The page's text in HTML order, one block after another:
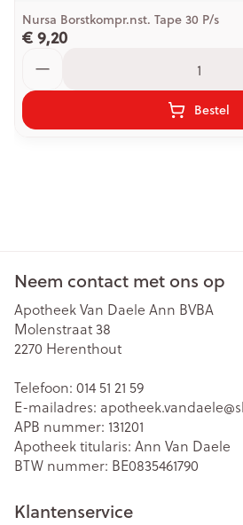
Nursa Borstkompr.nst. Tape 30 P/s
€ 9,20
Bestel
Neem contact met ons op
Apotheek Van Daele Ann BVBA
Molenstraat 38
2270 Herenthout
Telefoon: 014 51 21 59
E-mailadres: apotheek.vandaele@
APB nummer: 131201
Apotheek titularis: Ann Van Daele
BTW nummer: BE0835461790
Klantenservice